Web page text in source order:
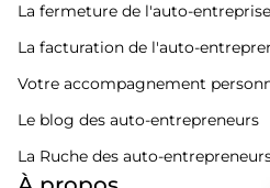
La fermeture de l'auto-entreprise
La facturation de l'auto-
Votre accompagnement
Le blog des auto-entrepreneurs
La Ruche des auto-